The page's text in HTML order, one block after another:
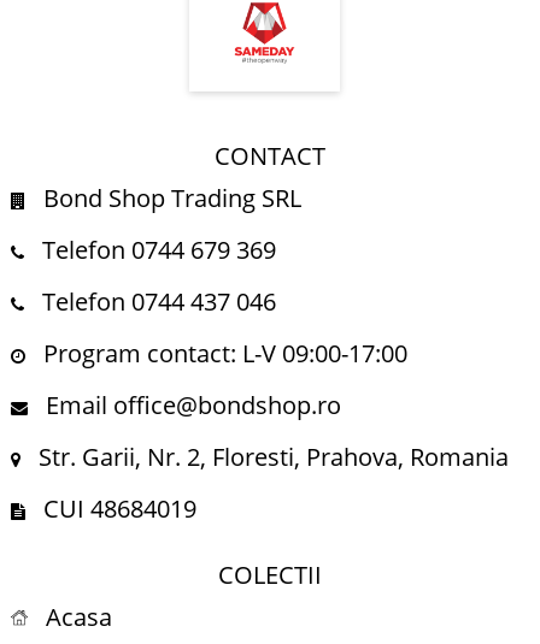
CONTACT
Bond Shop Trading SRL
Telefon 0744 679 369
Telefon 0744 437 046
Program contact: L-V 09:00-17:00
Email office@bondshop.ro
Str. Garii, Nr. 2, Floresti, Prahova, Romania
CUI 48684019
COLECTII
Acasa